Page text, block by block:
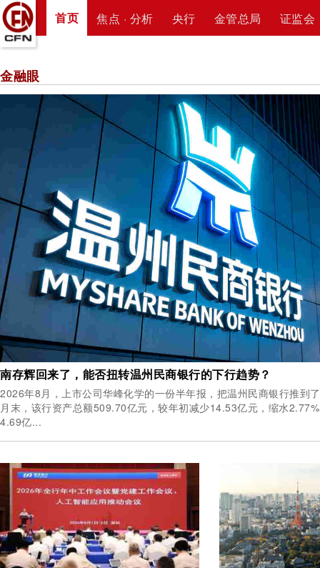
首页 焦点 · 分析 央行 金管总局 证监会
金融眼
南存辉回来了，能否扭转温州民商银行的下行趋势？
2026年8月，上市公司华峰化学的一份半年报，把温州民商银行推到了聚光灯下
月末，该行资产总额509.70亿元，较年初减少14.53亿元，缩水
4.69亿...